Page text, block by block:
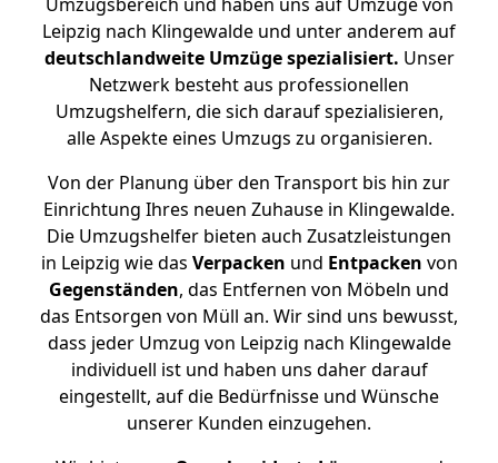
Leipzig nach Klingewalde und unter anderem auf
deutschlandweite Umzüge spezialisiert. Unser
Netzwerk besteht aus professionellen
Umzugshelfern, die sich darauf spezialisieren,
alle Aspekte eines Umzugs zu organisieren.
Von der Planung über den Transport bis hin zur
Einrichtung Ihres neuen Zuhause in Klingewalde.
Die Umzugshelfer bieten auch Zusatzleistungen
in Leipzig wie das Verpacken und Entpacken von
Gegenständen, das Entfernen von Möbeln und
das Entsorgen von Müll an. Wir sind uns bewusst,
dass jeder Umzug von Leipzig nach Klingewalde
individuell ist und haben uns daher darauf
eingestellt, auf die Bedürfnisse und Wünsche
unserer Kunden einzugehen.